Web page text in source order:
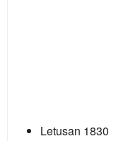
Letusan 1830